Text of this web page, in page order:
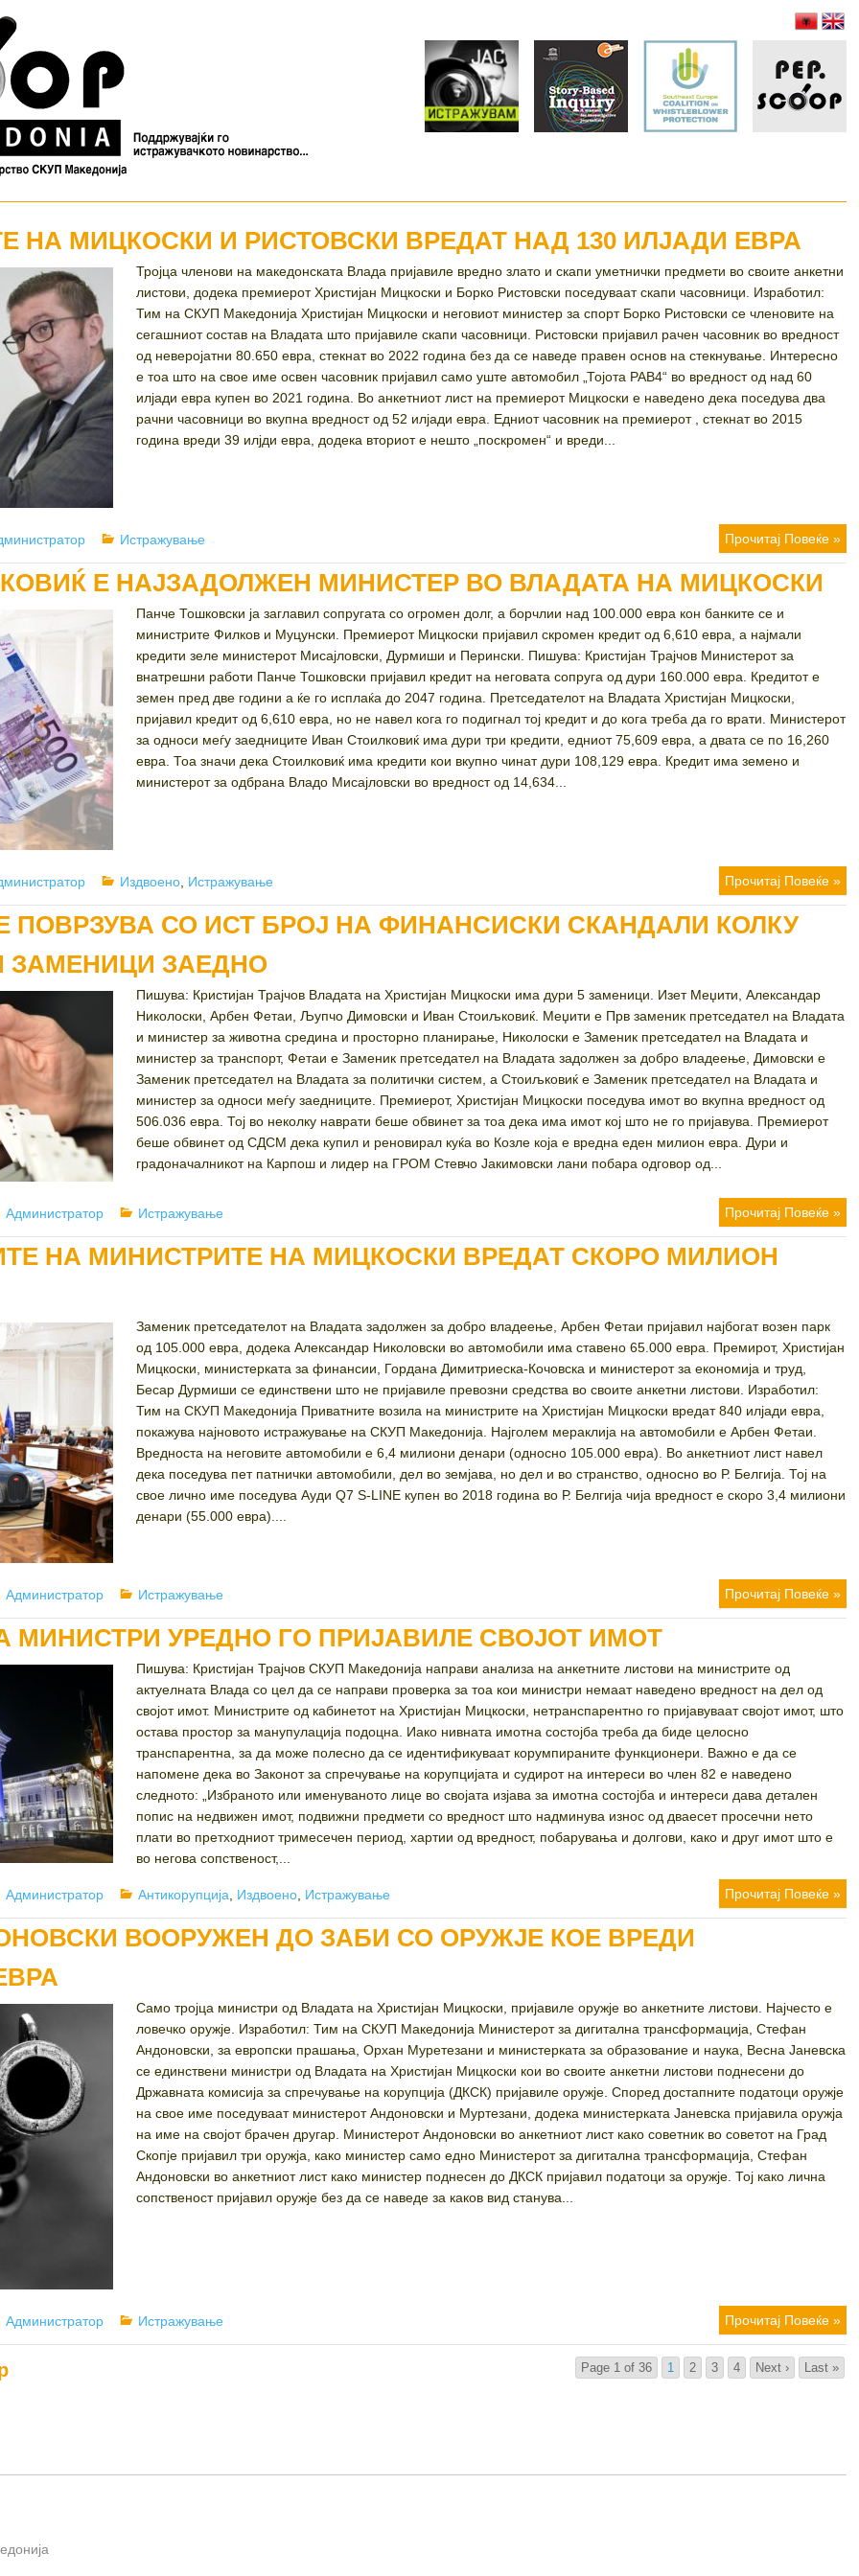
НА МИЦКОСКИ И РИСТОВСКИ ВРЕДАТ НАД 130 ИЛЈАДИ ЕВРА
Тројца членови на македонската Влада пријавиле вредно злато и скапи уметнички предмети во своите анкетни
листови, додека премиерот Христијан Мицкоски и Борко Ристовски поседуваат скапи часовници. Изработил:
Тим на СКУП Македонија Христијан Мицкоски и неговиот министер за спорт Борко Ристовски се членовите на
сегашниот состав на Владата што пријавиле скапи часовници. Ристовски пријавил рачен часовник во вредност
од неверојатни 80.650 евра, стекнат во 2022 година без да се наведе правен основ на стекнување. Интересно
е тоа што на свое име освен часовник пријавил само уште автомобил „Тојота РАВ4“ во вредност од над 60
илјади евра купен во 2021 година. Во анкетниот лист на премиерот Мицкоски е наведено дека поседува два
рачни часовници во вкупна вредност од 52 илјади евра. Едниот часовник на премиерот , стекнат во 2015
година вреди 39 илјди евра, додека вториот е нешто „поскромен“ и вреди...
Categories
Истражување Прочитај Повеќе »
Е НАЈЗАДОЛЖЕН МИНИСТЕР ВО ВЛАДАТА НА МИЦКОСКИ
Панче Тошковски ја заглавил сопругата со огромен долг, а борчлии над 100.000 евра кон банките се и
министрите Филков и Муцунски. Премиерот Мицкоски пријавил скромен кредит од 6,610 евра, а најмали
кредити зеле министерот Мисајловски, Дурмиши и Перински. Пишува: Кристијан Трајчов Министерот за
внатрешни работи Панче Тошковски пријавил кредит на неговата сопруга од дури 160.000 евра. Кредитот е
земен пред две години а ќе го исплаќа до 2047 година. Претседателот на Владата Христијан Мицкоски,
пријавил кредит од 6,610 евра, но не навел кога го подигнал тој кредит и до кога треба да го врати. Министерот
за односи меѓу заедниците Иван Стоилковиќ има дури три кредити, едниот 75,609 евра, а двата се по 16,260
евра. Тоа значи дека Стоилковиќ има кредити кои вкупно чинат дури 108,129 евра. Кредит има земено и
министерот за одбрана Владо Мисајловски во вредност од 14,634...
Categories
Издвоено Истражување Прочитај Повеќе »
ПОВРЗУВА СО ИСТ БРОЈ НА ФИНАНСИСКИ СКАНДАЛИ КОЛКУ
ЗАМЕНИЦИ ЗАЕДНО
Пишува: Кристијан Трајчов Владата на Христијан Мицкоски има дури 5 заменици. Изет Меџити, Александар
Николоски, Арбен Фетаи, Љупчо Димовски и Иван Стоиљковиќ. Меџити е Прв заменик претседател на Владата
и министер за животна средина и просторно планирање, Николоски е Заменик претседател на Владата и
министер за транспорт, Фетаи е Заменик претседател на Владата задолжен за добро владеење, Димовски е
Заменик претседател на Владата за политички систем, а Стоиљковиќ е Заменик претседател на Владата и
министер за односи меѓу заедниците. Премиерот, Христијан Мицкоски поседува имот во вкупна вредност од
506.036 евра. Тој во неколку наврати беше обвинет за тоа дека има имот кој што не го пријавува. Премиерот
беше обвинет од СДСМ дека купил и реновирал куќа во Козле која е вредна еден милион евра. Дури и
градоначалникот на Карпош и лидер на ГРОМ Стевчо Јакимовски лани побара одговор од...
Author
Администратор Categories
Истражување Прочитај Повеќе »
НА МИНИСТРИТЕ НА МИЦКОСКИ ВРЕДАТ СКОРО МИЛИОН
Заменик претседателот на Владата задолжен за добро владеење, Арбен Фетаи пријавил најбогат возен парк
од 105.000 евра, додека Александар Николовски во автомобили има ставено 65.000 евра. Премирот, Христијан
Мицкоски, министерката за финансии, Гордана Димитриеска-Кочовска и министерот за економија и труд,
Бесар Дурмиши се единствени што не пријавиле превозни средства во своите анкетни листови. Изработил:
Тим на СКУП Македонија Приватните возила на министрите на Христијан Мицкоски вредат 840 илјади евра,
покажува најновото истражување на СКУП Македонија. Најголем мераклија на автомобили е Арбен Фетаи.
Вредноста на неговите автомобили е 6,4 милиони денари (односно 105.000 евра). Во анкетниот лист навел
дека поседува пет патнички автомобили, дел во земјава, но дел и во странство, односно во Р. Белгија. Тој на
свое лично име поседува Ауди Q7 S-LINE купен во 2018 година во Р. Белгија чија вредност е скоро 3,4 милиони
денари (55.000 евра)....
Author
Администратор Categories
Истражување Прочитај Повеќе »
МИНИСТРИ УРЕДНО ГО ПРИЈАВИЛЕ СВОЈОТ ИМОТ
Пишува: Кристијан Трајчов СКУП Македонија направи анализа на анкетните листови на министрите од
актуелната Влада со цел да се направи проверка за тоа кои министри немаат наведено вредност на дел од
својот имот. Министрите од кабинетот на Христијан Мицкоски, нетранспарентно го пријавуваат својот имот, што
остава простор за манупулација подоцна. Иако нивната имотна состојба треба да биде целосно
транспарентна, за да може полесно да се идентификуваат корумпираните функционери. Важно е да се
напомене дека во Законот за спречување на корупцијата и судирот на интереси во член 82 е наведено
следното: „Избраното или именуваното лице во својата изјава за имотна состојба и интереси дава детален
попис на недвижен имот, подвижни предмети со вредност што надминува износ од дваесет просечни нето
плати во претходниот тримесечен период, хартии од вредност, побарувања и долгови, како и друг имот што е
во негова сопственост,...
Author
Администратор Categories
Антикорупција Издвоено Истражување Прочитај Повеќе »
ВООРУЖЕН ДО ЗАБИ СО ОРУЖЈЕ КОЕ ВРЕДИ
Само тројца министри од Владата на Христијан Мицкоски, пријавиле оружје во анкетните листови. Најчесто е
ловечко оружје. Изработил: Тим на СКУП Македонија Министерот за дигитална трансформација, Стефан
Андоновски, за европски прашања, Орхан Муретезани и министерката за образование и наука, Весна Јаневска
се единствени министри од Владата на Христијан Мицкоски кои во своите анкетни листови поднесени до
Државната комисија за спречување на корупција (ДКСК) пријавиле оружје. Според достапните податоци оружје
на свое име поседуваат министерот Андоновски и Муртезани, додека министерката Јаневска пријавила оружја
на име на својот брачен другар. Министерот Андоновски во анкетниот лист како советник во советот на Град
Скопје пријавил три оружја, како министер само едно Министерот за дигитална трансформација, Стефан
Андоновски во анкетниот лист како министер поднесен до ДКСК пријавил податоци за оружје. Тој како лична
сопственост пријавил оружје без да се наведе за каков вид станува...
Author
Администратор Categories
Истражување Прочитај Повеќе »
Page 1 of 36 1 2 3 4 Next › Last »